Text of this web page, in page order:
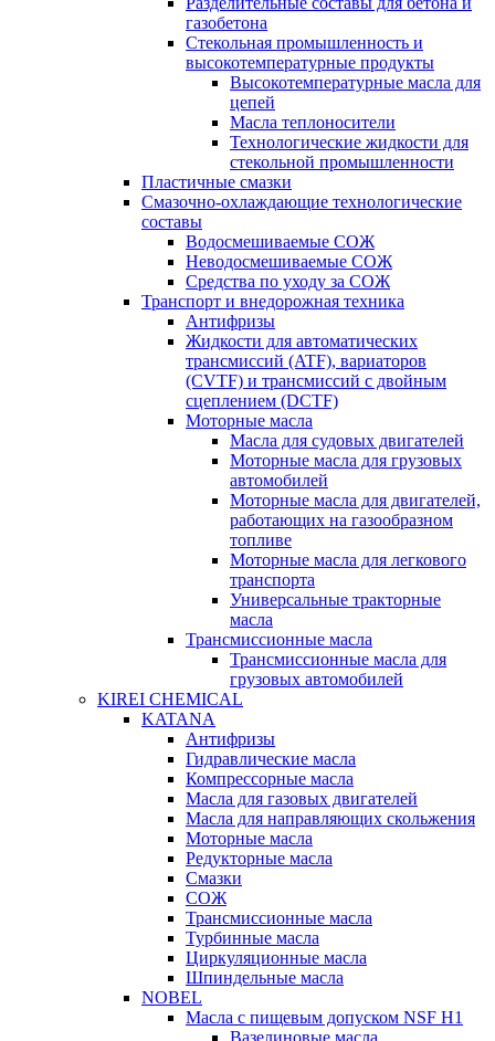
газобетона
Стекольная промышленность и
высокотемпературные продукты
Высокотемпературные масла для
цепей
Масла теплоносители
Технологические жидкости для
стекольной промышленности
Пластичные смазки
Смазочно-охлаждающие технологические
составы
Водосмешиваемые СОЖ
Неводосмешиваемые СОЖ
Средства по уходу за СОЖ
Транспорт и внедорожная техника
Антифризы
Жидкости для автоматических
трансмиссий (ATF), вариаторов
(CVTF) и трансмиссий с двойным
сцеплением (DCTF)
Моторные масла
Масла для судовых двигателей
Моторные масла для грузовых
автомобилей
Моторные масла для двигателей,
работающих на газообразном
топливе
Моторные масла для легкового
транспорта
Универсальные тракторные
масла
Трансмиссионные масла
Трансмиссионные масла для
грузовых автомобилей
KIREI CHEMICAL
KATANA
Антифризы
Гидравлические масла
Компрессорные масла
Масла для газовых двигателей
Масла для направляющих скольжения
Моторные масла
Редукторные масла
Смазки
СОЖ
Трансмиссионные масла
Турбинные масла
Циркуляционные масла
Шпиндельные масла
NOBEL
Масла с пищевым допуском NSF H1
Вазелиновые масла